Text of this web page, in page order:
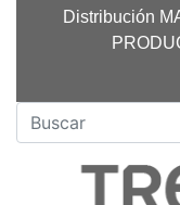
Distribución